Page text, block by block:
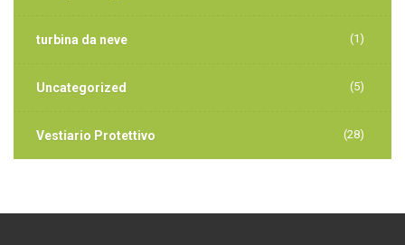
turbina da neve (1)
Uncategorized (5)
Vestiario Protettivo (28)